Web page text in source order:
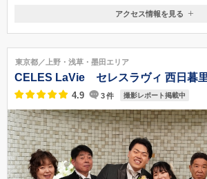
沖縄県国頭郡恩納村名嘉真ヤーシ原2591－1 沖縄
トオーシャンスパ内
那覇空港より70分 沖縄自動車道許田ICより10分
アクセス情報を見る
東京都／上野・浅草・墨田エリア
CELES LaVie セレスラヴィ 西日暮
4.9 3件 撮影レポート掲載中